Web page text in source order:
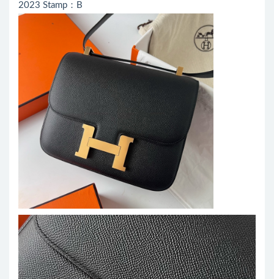
2023 Stamp：B